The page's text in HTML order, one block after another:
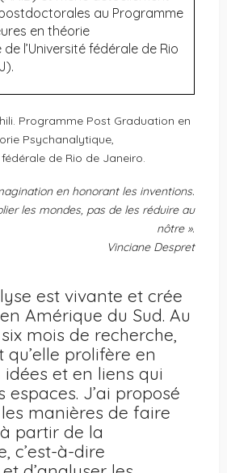
au Programme
en théorie
l’Université fédérale de Rio
Programme Post Graduation en
Psychanalytique,
de Rio de Janeiro.
en honorant les inventions.
les mondes, pas de les réduire au
nôtre ».
Vinciane Despret
est vivante et crée
Amérique du Sud. Au
mois de recherche,
qu’elle prolifère en
et en liens qui
J’ai proposé
manières de faire
partir de la
c’est-à-dire